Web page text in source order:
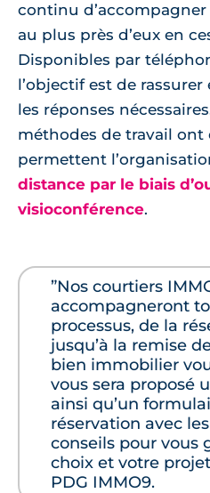
continu d’accompagner
au plus près d’eux en
Disponibles par
l’objectif est de
les réponses
méthodes de travail ont
permettent
distance par le biais
visioconférence.
”Nos courtiers
accompagneront
processus, de la
jusqu’à la remise
bien immobilier
vous sera proposé
ainsi qu’un
réservation avec
conseils pour vous
choix et votre
PDG IMMO9.